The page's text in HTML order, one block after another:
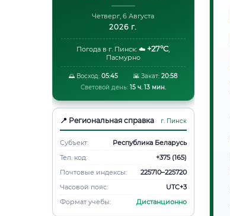
Четверг, 6 Августа
2026 г.
Погода в г. Пинск: ☁️ +27°C,
Пасмурно
🌅 Восход: 05:45 🌇 Закат:20:58
Световой день: 15 ч. 13 мин.
📍 Региональная справка г. Пинск
Субъект:
Республика Беларусь
Тел. код:
+375 (165)
Почтовые индексы:
225710–225720
Часовой пояс:
UTC+3
Формат учебы:
Дистанционно